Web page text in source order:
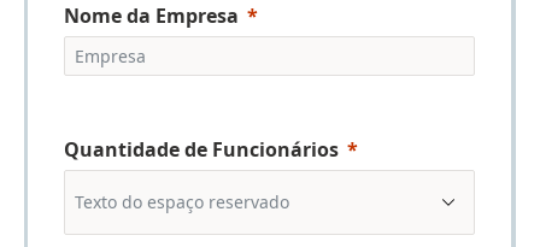
Nome da Empresa
Quantidade de Funcionários